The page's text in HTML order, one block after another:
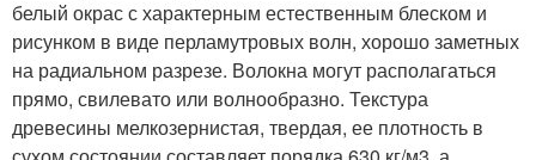
белый окрас с характерным естественным блеском и
рисунком в виде перламутровых волн, хорошо заметных
на радиальном разрезе. Волокна могут располагаться
прямо, свилевато или волнообразно. Текстура
древесины мелкозернистая, твердая, ее плотность в